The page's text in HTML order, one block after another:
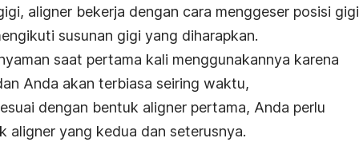
aligner bekerja dengan cara menggeser posisi gigi
susunan gigi yang diharapkan.
saat pertama kali menggunakannya karena
Anda akan terbiasa seiring waktu,
dengan bentuk aligner pertama, Anda perlu
aligner yang kedua dan seterusnya.